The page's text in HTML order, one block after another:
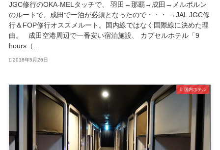
JGC修行のOKA-MELタッチで、 羽田→那覇→成田→メルボルン
のルートで、成田で一泊が必須となったので・・・ →JAL JGC修
行＆FOP修行オススメルート。国内線ではなく国際線に決めた理
由。 成田空港周辺で一番安い宿泊施設、 カプセルホテル「9
hours（...
2018年5月26日
国内ホテル